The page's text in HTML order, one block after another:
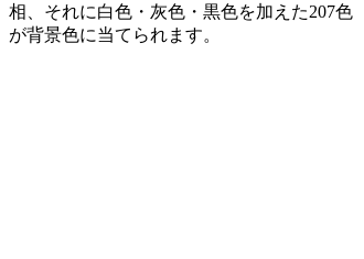
相、それに白色・灰色・黒色を加えた207色
が背景色に当てられます。